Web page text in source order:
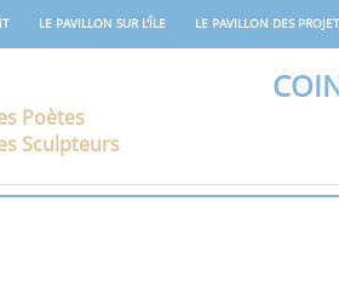
LE PAVILLON SUR L'ÎLE LE PAVILLON DES
Poètes
Sculpteurs